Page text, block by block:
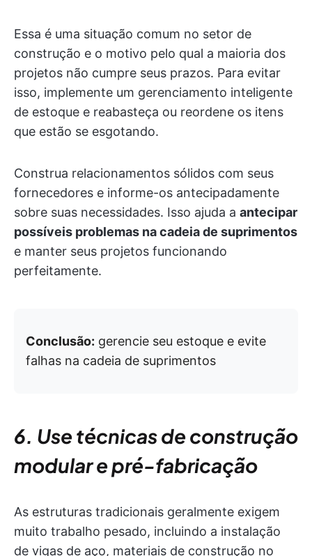
Essa é uma situação comum no setor de
construção e o motivo pelo qual a maioria dos
projetos não cumpre seus prazos. Para evitar
isso, implemente um gerenciamento inteligente
de estoque e reabasteça ou reordene os itens
que estão se esgotando.
Construa relacionamentos sólidos com seus
fornecedores e informe-os antecipadamente
sobre suas necessidades. Isso ajuda a antecipar
possíveis problemas na cadeia de suprimentos
e manter seus projetos funcionando
perfeitamente.
Conclusão: gerencie seu estoque e evite
falhas na cadeia de suprimentos
6. Use técnicas de construção
modular e pré-fabricação
As estruturas tradicionais geralmente exigem
muito trabalho pesado, incluindo a instalação
de vigas de aço, materiais de construção no